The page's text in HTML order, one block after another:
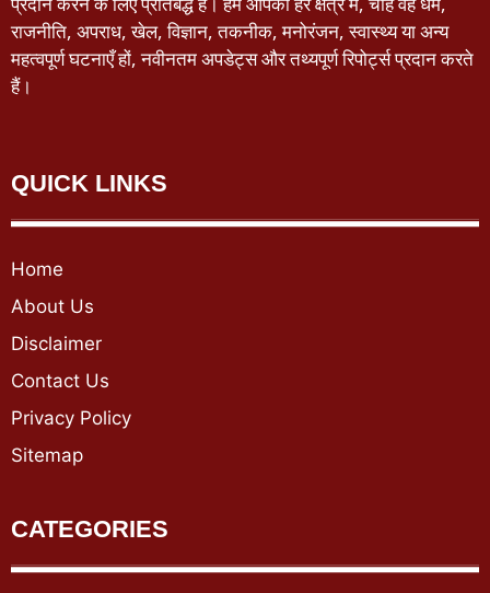
राजनीति, अपराध, खेल, विज्ञान, तकनीक, मनोरंजन, स्वास्थ्य या अन्य
महत्वपूर्ण घटनाएँ हों, नवीनतम अपडेट्स और तथ्यपूर्ण रिपोर्ट्स प्रदान करते
हैं।
QUICK LINKS
Home
About Us
Disclaimer
Contact Us
Privacy Policy
Sitemap
CATEGORIES